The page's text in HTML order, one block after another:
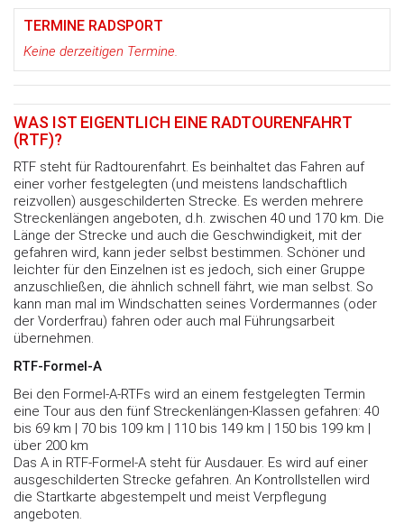
TERMINE RADSPORT
Keine derzeitigen Termine.
WAS IST EIGENTLICH EINE RADTOURENFAHRT
(RTF)?
RTF steht für Radtourenfahrt. Es beinhaltet das Fahren auf
einer vorher festgelegten (und meistens landschaftlich
reizvollen) ausgeschilderten Strecke. Es werden mehrere
Streckenlängen angeboten, d.h. zwischen 40 und 170 km. Die
Länge der Strecke und auch die Geschwindigkeit, mit der
gefahren wird, kann jeder selbst bestimmen. Schöner und
leichter für den Einzelnen ist es jedoch, sich einer Gruppe
anzuschließen, die ähnlich schnell fährt, wie man selbst. So
kann man mal im Windschatten seines Vordermannes (oder
der Vorderfrau) fahren oder auch mal Führungsarbeit
übernehmen.
RTF-Formel-A
Bei den Formel-A-RTFs wird an einem festgelegten Termin
eine Tour aus den fünf Streckenlängen-Klassen gefahren: 40
bis 69 km | 70 bis 109 km | 110 bis 149 km | 150 bis 199 km |
über 200 km
Das A in RTF-Formel-A steht für Ausdauer. Es wird auf einer
ausgeschilderten Strecke gefahren. An Kontrollstellen wird
die Startkarte abgestempelt und meist Verpflegung
angeboten.